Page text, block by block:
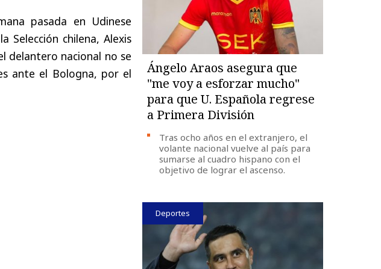
pasada en Udinese
Selección chilena, Alexis
delantero nacional no se
ante el Bologna, por el
Ángelo Araos asegura que
"me voy a esforzar mucho"
para que U. Española regrese
a Primera División
Tras ocho años en el extranjero, el
volante nacional vuelve al país para
sumarse al cuadro hispano con el
objetivo de lograr el ascenso.
Deportes